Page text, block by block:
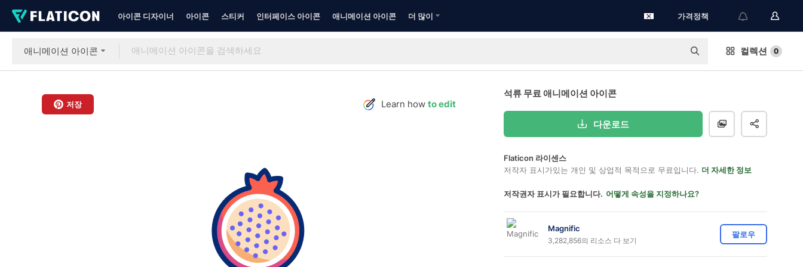
아이콘 디자이너 아이콘 스티커 인터페이스 아이콘 애니메이션 아이콘 더 많이 가격정책
애니메이션 아이콘 컬렉션 0
저장 Learn how to edit
석류 무료 애니메이션 아이콘
다운로드
Flaticon 라이센스
저작자 표시가있는 개인 및 상업적 목적으로 무료입니다. 더 자세한 정보
저작권자 표시가 필요합니다. 어떻게 속성을 지정하나요?
Magnific
3,282,856의 리소스 다 보기
팔로우